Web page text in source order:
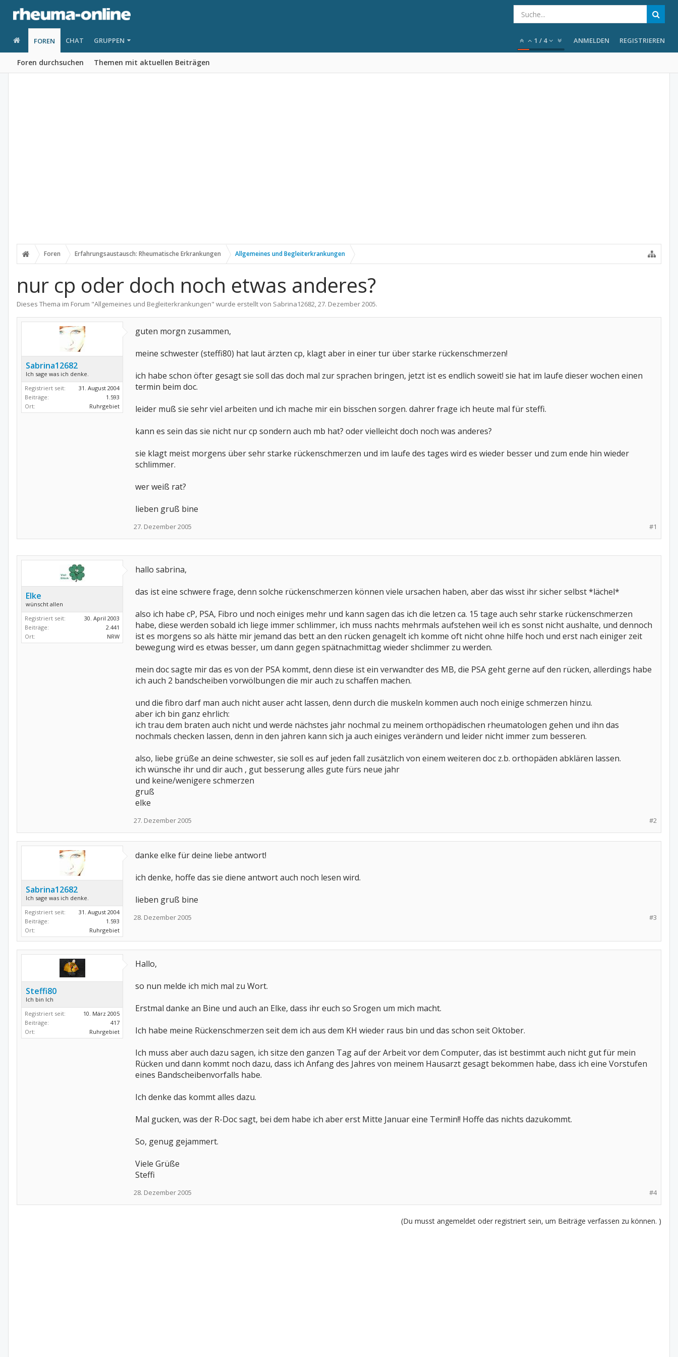
FOREN
Foren durchsuchen Themen mit aktuellen Beiträgen
CHAT GRUPPEN 1 / 4 ANMELDEN REGISTRIEREN
Foren Erfahrungsaustausch: Rheumatische Erkrankungen Allgemeines und Begleiterkrankungen
nur cp oder doch noch etwas anderes?
Dieses Thema im Forum "Allgemeines und Begleiterkrankungen" wurde erstellt von Sabrina12682,27. Dezember 2005.
Sabrina12682
Ich sage was ich denke.
Registriert seit:
31. August 2004
Beiträge:
1.593
Ort:
Ruhrgebiet
guten morgn zusammen,
meine schwester (steffi80) hat laut ärzten cp, klagt aber in einer tur über starke rückenschmerzen!
ich habe schon öfter gesagt sie soll das doch mal zur sprachen bringen, jetzt ist es endlich soweit! sie hat im laufe dieser wochen einen
termin beim doc.
leider muß sie sehr viel arbeiten und ich mache mir ein bisschen sorgen. dahrer frage ich heute mal für steffi.
kann es sein das sie nicht nur cp sondern auch mb hat? oder vielleicht doch noch was anderes?
sie klagt meist morgens über sehr starke rückenschmerzen und im laufe des tages wird es wieder besser und zum ende hin wieder
schlimmer.
wer weiß rat?
lieben gruß bine
#1
27. Dezember 2005
Elke
wünscht allen
Registriert seit:
30. April 2003
Beiträge:
2.441
Ort:
NRW
hallo sabrina,
das ist eine schwere frage, denn solche rückenschmerzen können viele ursachen haben, aber das wisst ihr sicher selbst *lächel*
also ich habe cP, PSA, Fibro und noch einiges mehr und kann sagen das ich die letzen ca. 15 tage auch sehr starke rückenschmerzen
habe, diese werden sobald ich liege immer schlimmer, ich muss nachts mehrmals aufstehen weil ich es sonst nicht aushalte, und dennoch
ist es morgens so als hätte mir jemand das bett an den rücken genagelt ich komme oft nicht ohne hilfe hoch und erst nach einiger zeit
bewegung wird es etwas besser, um dann gegen spätnachmittag wieder shclimmer zu werden.
mein doc sagte mir das es von der PSA kommt, denn diese ist ein verwandter des MB, die PSA geht gerne auf den rücken, allerdings habe
ich auch 2 bandscheiben vorwölbungen die mir auch zu schaffen machen.
und die fibro darf man auch nicht auser acht lassen, denn durch die muskeln kommen auch noch einige schmerzen hinzu.
aber ich bin ganz ehrlich:
ich trau dem braten auch nicht und werde nächstes jahr nochmal zu meinem orthopädischen rheumatologen gehen und ihn das
nochmals checken lassen, denn in den jahren kann sich ja auch einiges verändern und leider nicht immer zum besseren.
also, liebe grüße an deine schwester, sie soll es auf jeden fall zusätzlich von einem weiteren doc z.b. orthopäden abklären lassen.
ich wünsche ihr und dir auch , gut besserung alles gute fürs neue jahr
und keine/wenigere schmerzen
gruß
elke
#2
27. Dezember 2005
Sabrina12682
Ich sage was ich denke.
Registriert seit:
31. August 2004
Beiträge:
1.593
Ort:
Ruhrgebiet
danke elke für deine liebe antwort!
ich denke, hoffe das sie diene antwort auch noch lesen wird.
lieben gruß bine
#3
28. Dezember 2005
Steffi80
Ich bin Ich
Registriert seit:
10. März 2005
Beiträge:
417
Ort:
Ruhrgebiet
Hallo,
so nun melde ich mich mal zu Wort.
Erstmal danke an Bine und auch an Elke, dass ihr euch so Srogen um mich macht.
Ich habe meine Rückenschmerzen seit dem ich aus dem KH wieder raus bin und das schon seit Oktober.
Ich muss aber auch dazu sagen, ich sitze den ganzen Tag auf der Arbeit vor dem Computer, das ist bestimmt auch nicht gut für mein
Rücken und dann kommt noch dazu, dass ich Anfang des Jahres von meinem Hausarzt gesagt bekommen habe, dass ich eine Vorstufen
eines Bandscheibenvorfalls habe.
Ich denke das kommt alles dazu.
Mal gucken, was der R-Doc sagt, bei dem habe ich aber erst Mitte Januar eine Termin!! Hoffe das nichts dazukommt.
So, genug gejammert.
Viele Grüße
Steffi
#4
28. Dezember 2005
(Du musst angemeldet oder registriert sein, um Beiträge verfassen zu können. )